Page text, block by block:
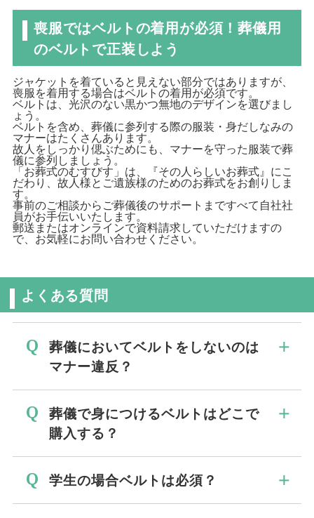
喪服ではベルトの着用が必須！葬儀用
のベルトで正装しよう
ジャケットを着ていると見えない部分ではありますが、
喪服を着用する場合はベルトの着用が必須です。
ベルトは、光沢のない黒かつ無地のデザインを選びまし
ょう。
ベルトを含め、葬儀に参列する際の服装・身だしなみの
マナーはたくさんあります。
故人をしっかり偲ぶためにも、マナーを守った服装で葬
儀に参列しましょう。
「お葬式のむすびす」は、『その人らしいお葬式』にこ
だわり、故人様とご遺族様のためのお葬式をお創りしま
す。
事前のご相談からご葬儀後のサポートまですべて自社社
員がお手伝いいたします。
郵送またはオンラインで資料請求していただけますの
で、お気軽にお問い合わせください。
よくある質問
葬儀においてベルトをしないのは
マナー違反？
参列するのはマナー違反に当たります。
洋装のブラックスーツで葬儀に参列する場
たとえ、ズボンやスカートのサイズがぴっ
たりであっても、ベルトをつけないとだら
葬儀で身につけるベルトはどこで
購入する？
葬儀で身につけるベルトは、喪服も売って
いる紳士服店やネットでも購入できます。
学生の場合ベルトは必須？